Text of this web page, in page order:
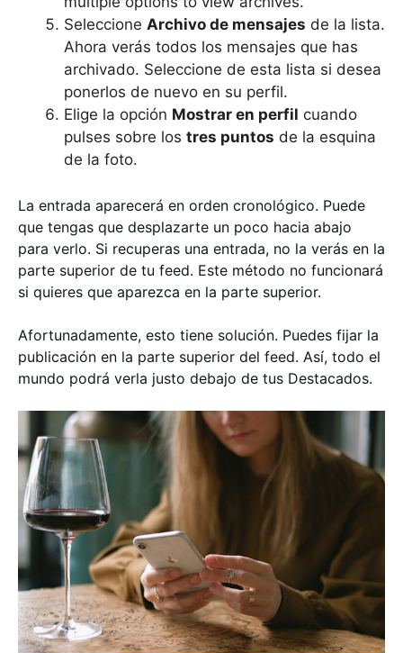
Seleccione Archivo de mensajes de la lista.
Ahora verás todos los mensajes que has
archivado. Seleccione de esta lista si desea
ponerlos de nuevo en su perfil.
Elige la opción Mostrar en perfil cuando
pulses sobre los tres puntos de la esquina
de la foto.
La entrada aparecerá en orden cronológico. Puede
que tengas que desplazarte un poco hacia abajo
para verlo. Si recuperas una entrada, no la verás en la
parte superior de tu feed. Este método no funcionará
si quieres que aparezca en la parte superior.
Afortunadamente, esto tiene solución. Puedes fijar la
publicación en la parte superior del feed. Así, todo el
mundo podrá verla justo debajo de tus Destacados.